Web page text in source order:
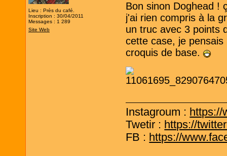
Lieu : Près du café.
Inscription : 30/04/2011
Messages : 1 289
Site Web
Bon sinon Doghead !
j'ai rien compris à la
un truc avec 3 points
cette case, je
croquis de base.
Instagroum : https://
Twetir : https://
FB : https://